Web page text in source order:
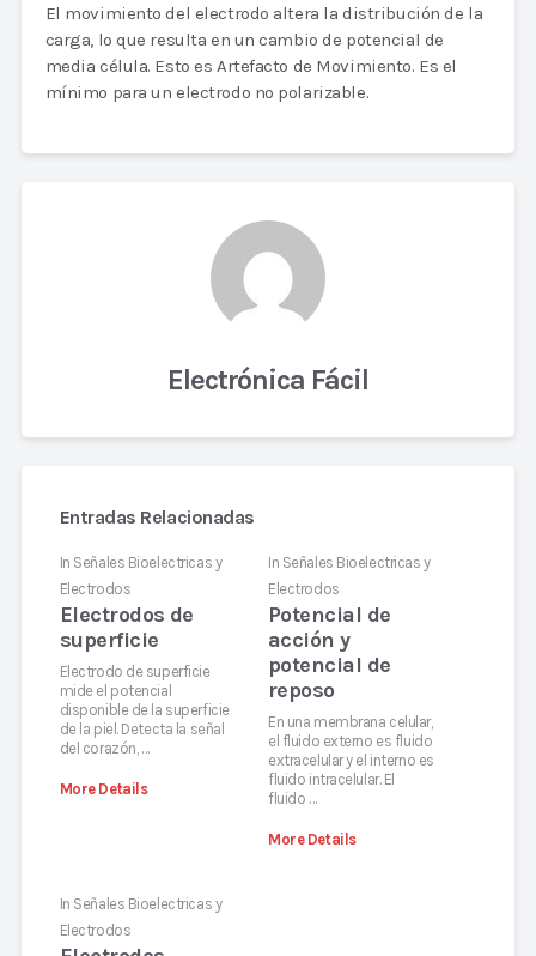
El movimiento del electrodo altera la distribución de la
carga, lo que resulta en un cambio de potencial de
media célula. Esto es Artefacto de Movimiento. Es el
mínimo para un electrodo no polarizable.
Electrónica Fácil
Entradas Relacionadas
In Señales Bioelectricas y
Electrodos
Electrodos de
superficie
Electrodo de superficie
mide el potencial
disponible de la superficie
de la piel. Detecta la señal
del corazón, …
More Details
In Señales Bioelectricas y
Electrodos
Potencial de
acción y
potencial de
reposo
En una membrana celular,
el fluido externo es fluido
extracelular y el interno es
fluido intracelular. El
fluido …
More Details
In Señales Bioelectricas y
Electrodos